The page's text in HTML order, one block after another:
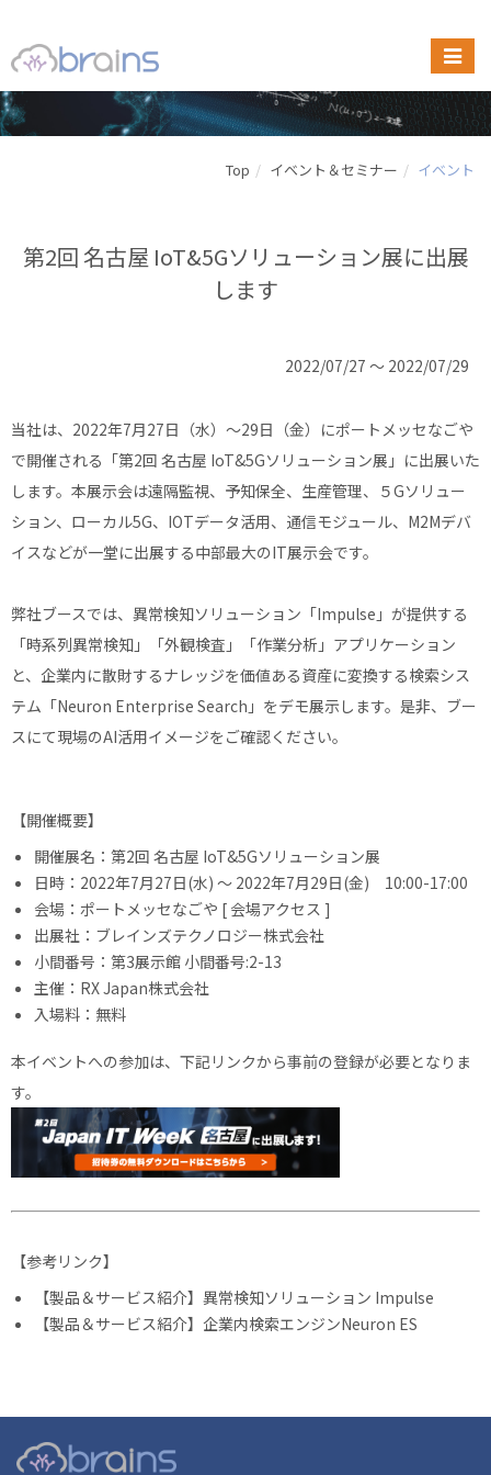
Top イベント＆セミナー イベント
第2回 名古屋 IoT&5Gソリューション展に出展
します
2022/07/27 ～ 2022/07/29
当社は、2022年7月27日（水）〜29日（金）にポートメッセなごや
で開催される「第2回 名古屋 IoT&5Gソリューション展」に出展いた
します。本展示会は遠隔監視、予知保全、生産管理、５Gソリュー
ション、ローカル5G、IOTデータ活用、通信モジュール、M2Mデバ
イスなどが一堂に出展する中部最大のIT展示会です。
弊社ブースでは、異常検知ソリューション「Impulse」が提供する
「時系列異常検知」「外観検査」「作業分析」アプリケーション
と、企業内に散財するナレッジを価値ある資産に変換する検索シス
テム「Neuron Enterprise Search」をデモ展示します。是非、ブー
スにて現場のAI活用イメージをご確認ください。
【開催概要】
開催展名：第2回 名古屋 IoT&5Gソリューション展
日時：2022年7月27日(水) 〜 2022年7月29日(金) 10:00-17:00
会場：ポートメッセなごや [ 会場アクセス ]
出展社：ブレインズテクノロジー株式会社
小間番号：第3展示館 小間番号:2-13
主催：RX Japan株式会社
入場料：無料
本イベントへの参加は、下記リンクから事前の登録が必要となりま
す。
【参考リンク】
【製品＆サービス紹介】異常検知ソリューション Impulse
【製品＆サービス紹介】企業内検索エンジンNeuron ES